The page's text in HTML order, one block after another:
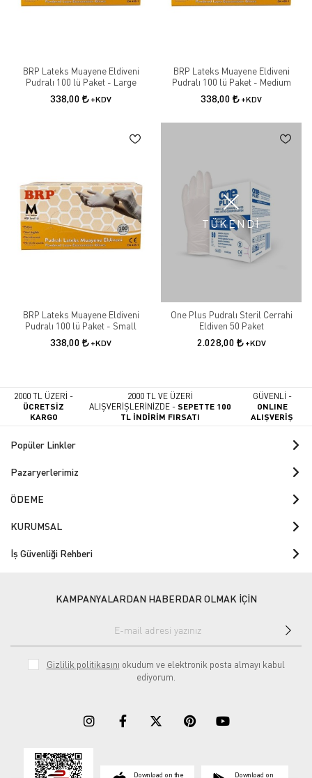
BRP Lateks Muayene Eldiveni
Pudralı 100 lü Paket - Large
338,00 +KDV
BRP Lateks Muayene Eldiveni
Pudralı 100 lü Paket - Medium
338,00 +KDV
BRP Lateks Muayene Eldiveni
Pudralı 100 lü Paket - Small
338,00 +KDV
TÜKENDİ
One Plus Pudralı Steril Cerrahi
Eldiven 50 Paket
2.028,00 +KDV
2000 TL ÜZERİ -
ÜCRETSİZ
KARGO
2000 TL VE ÜZERİ
ALIŞVERİŞLERİNİZDE -SEPETTE 100
TL İNDİRİM FIRSATI
GÜVENLİ -
ONLINE
ALIŞVERİŞ
Popüler Linkler
Pazaryerlerimiz
ÖDEME
KURUMSAL
İş Güvenliği Rehberi
KAMPANYALARDAN HABERDAR OLMAK İÇİN
Gizlilik politikasını okudum ve elektronik posta almayı kabul
ediyorum.
Download on the Download on